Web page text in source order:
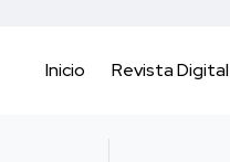
Inicio Revista Digital